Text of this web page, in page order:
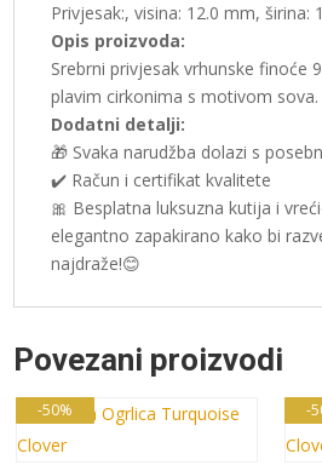
Privjesak:, visina: 12.0 mm, širina:
Opis proizvoda:
Srebrni privjesak vrhunske finoće
plavim cirkonima s motivom sova.
Dodatni detalji:
🎁 Svaka narudžba dolazi s
✔️ Račun i certifikat kvalitete
🎀 Besplatna luksuzna kutija i
elegantno zapakirano kako bi
najdraže!😊
Povezani proizvodi
-50% -